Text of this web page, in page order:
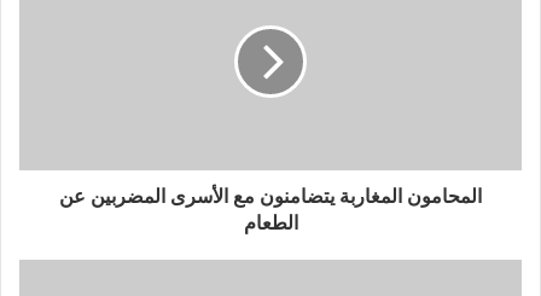
المحامون المغاربة يتضامنون مع الأسرى المضربين عن
الطعام